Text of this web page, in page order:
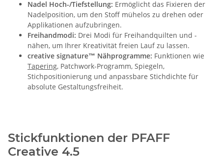
Nadel Hoch-/Tiefstellung: Ermöglicht das Fixieren der
Nadelposition, um den Stoff mühelos zu drehen oder
Applikationen aufzubringen.
Freihandmodi: Drei Modi für Freihandquilten und -
nähen, um Ihrer Kreativität freien Lauf zu lassen.
creative signature™ Nähprogramme: Funktionen wie
Tapering, Patchwork-Programm, Spiegeln,
Stichpositionierung und anpassbare Stichdichte für
absolute Gestaltungsfreiheit.
Stickfunktionen der PFAFF
Creative 4.5